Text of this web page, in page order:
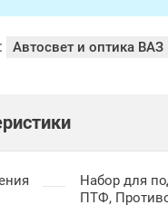
Автосвет и оптика ВАЗ
Набор для
ПТФ,